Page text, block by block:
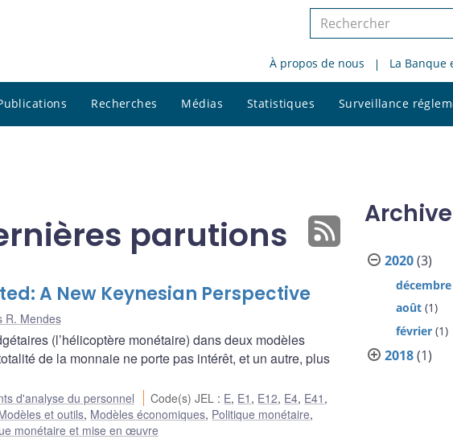
Rechercher
le
site
À propos de nous La Banque
Recherches Médias Statistiques Surveillance
parutions
A New Keynesian Perspective
R. Mendes
(l’hélicoptère monétaire) dans deux modèles
de la monnaie ne porte pas intérêt, et un autre, plus
d'analyse du personnel Code(s) JEL : E, E1 , E12, E4, E41 ,
et outils, Modèles économiques, Politique monétaire,
monétaire et mise en œuvre
2020(3)
décembre
août (1)
février (1)
2018(1)